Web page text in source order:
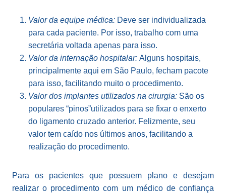
Valor da equipe médica: Deve ser individualizada
para cada paciente. Por isso, trabalho com uma
secretária voltada apenas para isso.
Valor da internação hospitalar: Alguns hospitais,
principalmente aqui em São Paulo, fecham pacote
para isso, facilitando muito o procedimento.
Valor dos implantes utilizados na cirurgia: São os
populares “pinos”utilizados para se fixar o enxerto
do ligamento cruzado anterior. Felizmente, seu
valor tem caído nos últimos anos, facilitando a
realização do procedimento.
Para os pacientes que possuem plano e desejam
realizar o procedimento com um médico de confiança